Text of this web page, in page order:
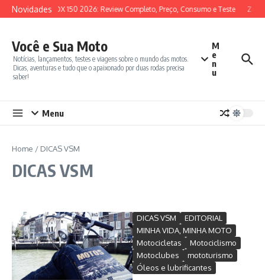
Ir para o conteúdo
NovidadesSYM ADX 150 2026: Review Completo, Preço, Consumo e Teste
Você e Sua Moto
Notícias, lançamentos, testes e viagens sobre o mundo das motos.
Dicas, aventuras e tudo que o apaixonado por duas rodas precisa
saber!
M
e
n
u
Menu
Home / DICAS VSM
DICAS VSM
DICAS VSM
EDITORIAL
MINHA VIDA, MINHA MOTO
Motocicletas
Motociclismo
Motoclubes
mototurismo
Óleos e lubrificantes